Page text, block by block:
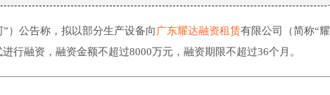
）公告称，拟以部分生产设备向 广东耀达融资租赁有限公司（简称“耀
行融资，融资金额不超过8000万元，融资期限不超过36个月。